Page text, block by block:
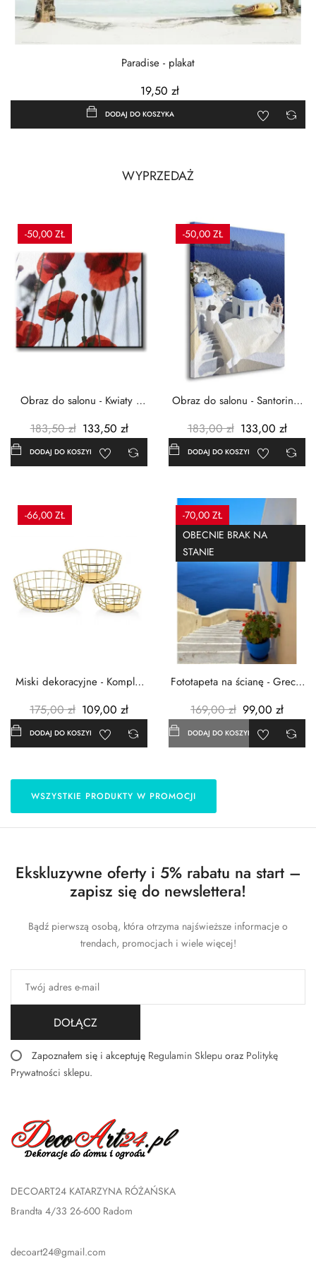
Paradise - plakat
19,50 zł
DODAJ DO KOSZYKA
WYPRZEDAŻ
-50,00 ZŁ
Obraz do salonu - Kwiaty -
183,50 zł 133,50 zł
DODAJ DO KOSZYKA
-50,00 ZŁ
Obraz do salonu - Santorini -
183,00 zł 133,00 zł
DODAJ DO KOSZYKA
-66,00 ZŁ
Miski dekoracyjne - Komplet
175,00 zł 109,00 zł
DODAJ DO KOSZYKA
-70,00 ZŁ
OBECNIE BRAK NA
STANIE
Fototapeta na ścianę - Grecja
169,00 zł 99,00 zł
DODAJ DO KOSZYKA
WSZYSTKIE PRODUKTY W PROMOCJI
Ekskluzywne oferty i 5% rabatu na start –
zapisz się do newslettera!
Bądź pierwszą osobą, która otrzyma najświeższe informacje o
trendach, promocjach i wiele więcej!
DOŁĄCZ
Zapoznałem się i akceptuję Regulamin Sklepu oraz Politykę
Prywatności sklepu.
DECOART24 KATARZYNA RÓŻAŃSKA
Brandta 4/33 26-600 Radom
decoart24@gmail.com